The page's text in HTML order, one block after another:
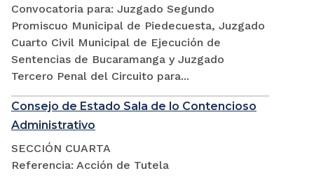
Convocatoria para: Juzgado Segundo
Promiscuo Municipal de Piedecuesta, Juzgado
Cuarto Civil Municipal de Ejecución de
Sentencias de Bucaramanga y Juzgado
Tercero Penal del Circuito para...
Consejo de Estado Sala de lo Contencioso
Administrativo
SECCIÓN CUARTA
Referencia: Acción de Tutela